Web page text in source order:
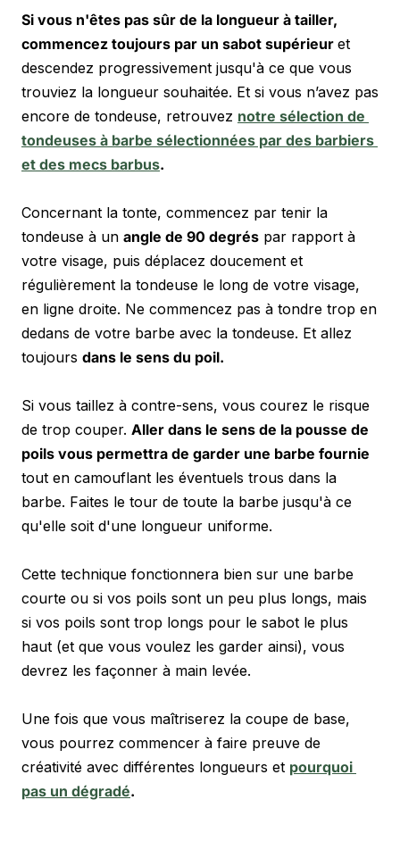
Si vous n'êtes pas sûr de la longueur à tailler,
commencez toujours par un sabot supérieur et
descendez progressivement jusqu'à ce que vous
trouviez la longueur souhaitée. Et si vous n’avez pas
encore de tondeuse, retrouvez notre sélection de
tondeuses à barbe sélectionnées par des barbiers
et des mecs barbus.
Concernant la tonte, commencez par tenir la
tondeuse à un angle de 90 degrés par rapport à
votre visage, puis déplacez doucement et
régulièrement la tondeuse le long de votre visage,
en ligne droite. Ne commencez pas à tondre trop en
dedans de votre barbe avec la tondeuse. Et allez
toujours dans le sens du poil.
Si vous taillez à contre-sens, vous courez le risque
de trop couper. Aller dans le sens de la pousse de
tout en camouflant les éventuels trous dans la
barbe. Faites le tour de toute la barbe jusqu'à ce
qu'elle soit d'une longueur uniforme.
Cette technique fonctionnera bien sur une barbe
courte ou si vos poils sont un peu plus longs, mais
si vos poils sont trop longs pour le sabot le plus
haut (et que vous voulez les garder ainsi), vous
devrez les façonner à main levée.
Une fois que vous maîtriserez la coupe de base,
vous pourrez commencer à faire preuve de
créativité avec différentes longueurs et pourquoi
pas un dégradé.